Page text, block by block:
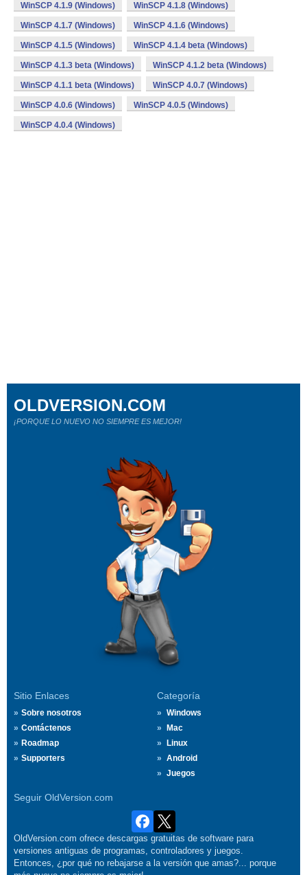
WinSCP 4.1.9 (Windows) WinSCP 4.1.8 (Windows)
WinSCP 4.1.7 (Windows) WinSCP 4.1.6 (Windows)
WinSCP 4.1.5 (Windows) WinSCP 4.1.4 beta (Windows)
WinSCP 4.1.3 beta (Windows) WinSCP 4.1.2 beta (Windows)
WinSCP 4.1.1 beta (Windows) WinSCP 4.0.7 (Windows)
WinSCP 4.0.6 (Windows) WinSCP 4.0.5 (Windows)
WinSCP 4.0.4 (Windows)
Sitio Enlaces
Sobre nosotros
Contáctenos
Roadmap
Supporters
Categoría
Windows
Mac
Linux
Android
Juegos
Seguir OldVersion.com
OLDVERSION.COM
¡PORQUE LO NUEVO NO SIEMPRE ES MEJOR!
OldVersion.com ofrece descargas gratuitas de software para
versiones antiguas de programas, controladores y juegos.
Entonces, ¿por qué no rebajarse a la versión que amas?... porque